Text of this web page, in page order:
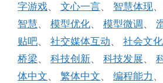
字游戏、 文心一言、 智慧体现、
智慧、 模型优化、 模型微调 、
贴吧、 社交媒体互动、 社会文化
桥梁、 科技创新、 科技发展、
体中文、 繁体中文、 编程能力 、